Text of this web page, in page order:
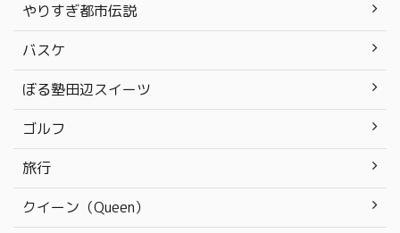
やりすぎ都市伝説
バスケ
ぼる塾田辺スイーツ
ゴルフ
旅行
クイーン（Queen）